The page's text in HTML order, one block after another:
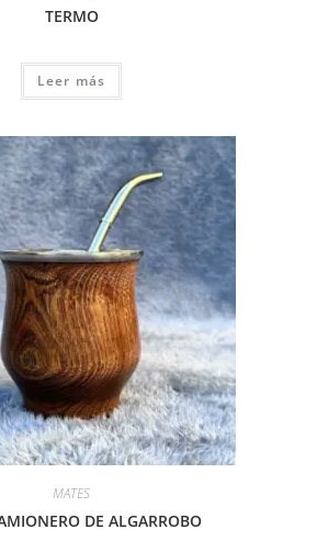
TERMO
Leer más
MATES
DE ALGARROBO